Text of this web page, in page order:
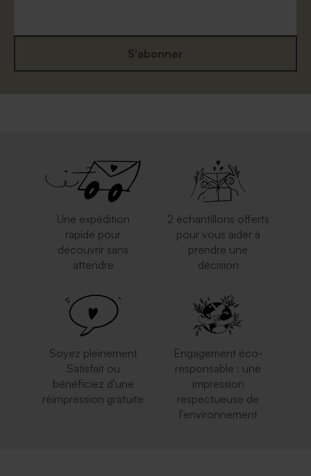
S'abonner
Une expédition
rapide pour
découvrir sans
attendre
2 échantillons offerts
pour vous aider à
prendre une
décision
Soyez pleinement
Satisfait ou
bénéficiez d'une
réimpression gratuite
Engagement éco-
responsable : une
impression
respectueuse de
l'environnement